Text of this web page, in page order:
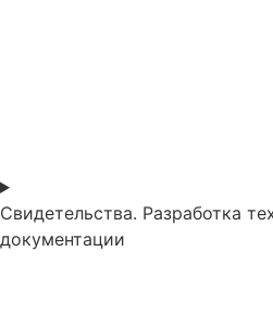
Свидетельства. Разработка
документации